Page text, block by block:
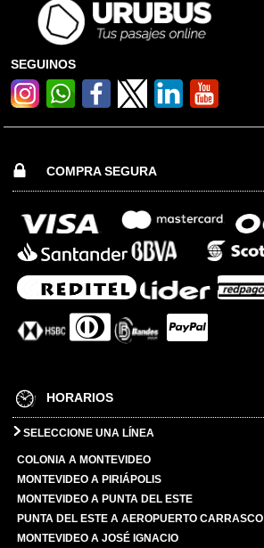
SEGUINOS
COMPRA SEGURA
HORARIOS
SELECCIONE UNA LÍNEA
COLONIA A MONTEVIDEO
MONTEVIDEO A PIRIÁPOLIS
MONTEVIDEO A PUNTA DEL ESTE
PUNTA DEL ESTE A AEROPUERTO CARRASCO
MONTEVIDEO A JOSÉ IGNACIO